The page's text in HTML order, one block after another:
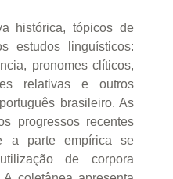
histórica, tópicos de
estudos linguísticos:
pronomes clíticos,
relativas e outros
brasileiro. As
progressos recentes
a parte empírica se
de corpora